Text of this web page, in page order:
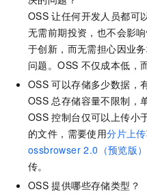
OSS 让任何开发人员都可
无需前期投资，也不会影
于创新，而无需担心因业
问题。OSS 不仅成本低，
OSS 可以存储多少数据，
OSS 总存储容量不限制，
OSS 控制台仅可以上传小
的文件，需要使用分片上传
ossbrowser 2.0（预览版）
传。
OSS 提供哪些存储类型？